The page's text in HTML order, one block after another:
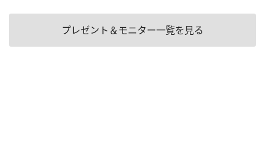
プレゼント＆モニター一覧を見る